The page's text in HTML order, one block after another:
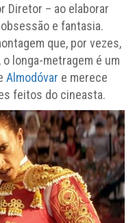
Diretor – ao elaborar
e fantasia.
que, por vezes,
longa-metragem é um
Almodóvar e merece
feitos do cineasta.